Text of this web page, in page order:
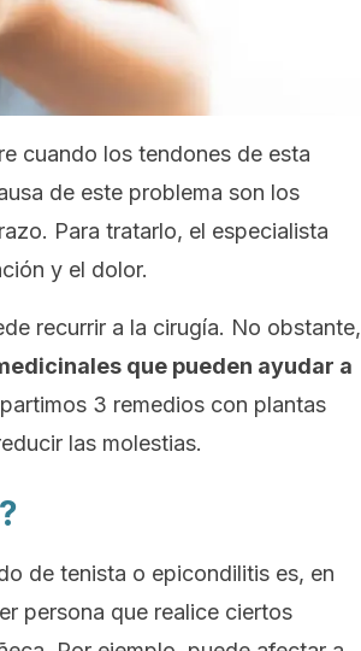
cuando los tendones de esta
de este problema son los
Para tratarlo, el especialista
y el dolor.
recurrir a la cirugía. No obstante,
que pueden ayudar a
3 remedios con plantas
las molestias.
de tenista o epicondilitis es, en
persona que realice ciertos